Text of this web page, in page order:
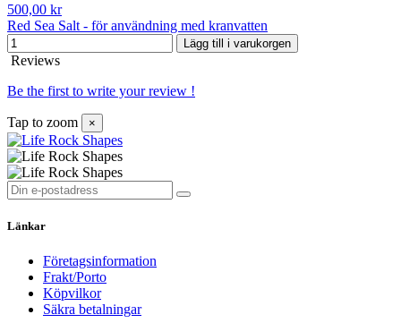
500,00 kr
Red Sea Salt - för användning med kranvatten
Lägg till i varukorgen
Reviews
Be the first to write your review !
Tap to zoom ×
Länkar
Företagsinformation
Frakt/Porto
Köpvilkor
Säkra betalningar